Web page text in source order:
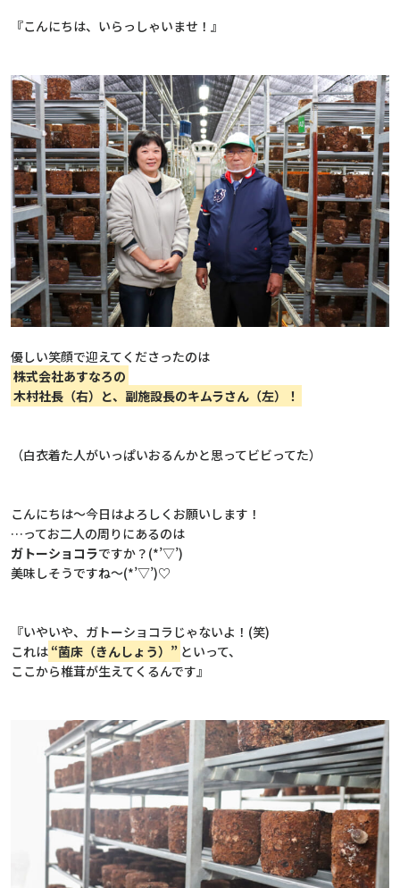
『こんにちは、いらっしゃいませ！』
優しい笑顔で迎えてくださったのは
株式会社あすなろの
木村社長（右）と、副施設長のキムラさん（左）！
（白衣着た人がいっぱいおるんかと思ってビビってた）
こんにちは～今日はよろしくお願いします！
…ってお二人の周りにあるのは
ガトーショコラですか？(*’▽’)
美味しそうですね～(*’▽’)♡
『いやいや、ガトーショコラじゃないよ！(笑)
これは “菌床（きんしょう）” といって、
ここから椎茸が生えてくるんです』